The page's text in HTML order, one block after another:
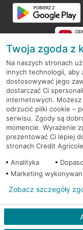
RODO
Regulamin serwisu
Mapa serwisu
PolitykaCookies
© 2026 Credit Agricole
Twoja zgoda z
Na naszych stronach
innych technologii, aby
dostosowywać jego
dostarczać Ci
internetowych.
odrzucić pliki cookie –
serwisu. Zgody są
momencie. Wyrażenie
prezentować Ci lepiej
stronach Credit
Analityka
Marketing
Zobacz szczegóły